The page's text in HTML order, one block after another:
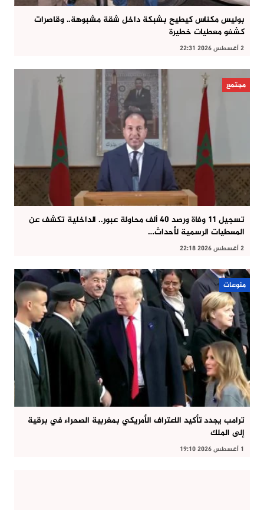
بوليس مكناس كيطيح بشبكة داخل شقة مشبوهة.. وقاصرات
كشفو معطيات خطيرة
2 أغسطس 2026 22:31
مجتمع
تسجيل 11 وفاة ورصد 40 ألف محاولة عبور.. الداخلية تكشف عن
المعطيات الرسمية لأحداث…
2 أغسطس 2026 22:18
منوعات
ترامب يجدد تأكيد الاعتراف الأمريكي بمغربية الصحراء في برقية
إلى الملك
1 أغسطس 2026 19:10